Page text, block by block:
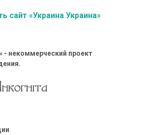
сайт «Украина Украина»
- некоммерческий проект